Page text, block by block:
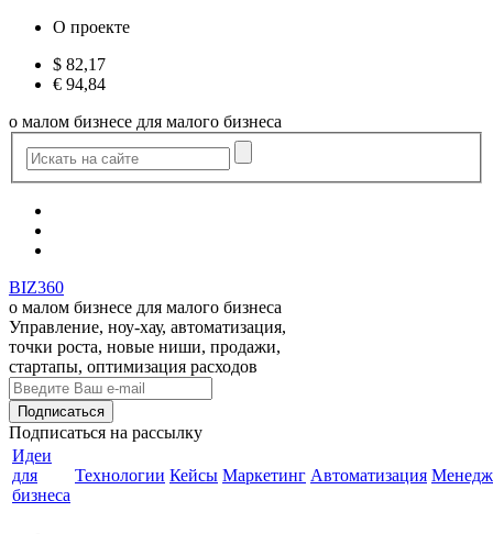
О проекте
$ 82,17
€ 94,84
о малом бизнесе для малого бизнеса
BIZ360
о малом бизнесе для малого бизнеса
Управление, ноу-хау, автоматизация,
точки роста, новые ниши, продажи,
стартапы, оптимизация расходов
Подписаться на рассылку
Идеи
для
бизнеса
Технологии Кейсы Маркетинг Автоматизация